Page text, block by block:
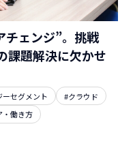
チェンジ”。挑戦
課題解決に欠かせ
ーセグメント
#クラウド
・働き方